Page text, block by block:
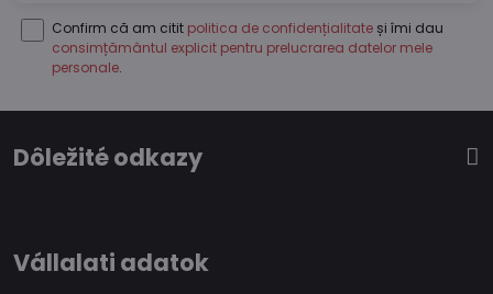
Confirm că am citit politica de confidențialitate și îmi dau
consimțământul explicit pentru prelucrarea datelor mele
personale.
Dôležité odkazy
Vállalati adatok